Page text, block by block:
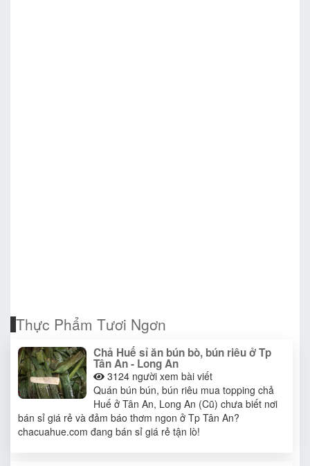
Thực Phẩm Tươi Ngơn
Chả Huế sỉ ăn bún bò, bún riêu ở Tp
Tân An - Long An
3124 người xem bài viết
Quán bún bún, bún riêu mua topping chả
Huế ở Tân An, Long An (Cũ) chưa biết nơi
bán sỉ giá rẻ và đảm báo thơm ngon ở Tp Tân An?
chacuahue.com đang bán sỉ giá rẻ tận lò!